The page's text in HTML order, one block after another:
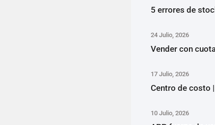
5 errores de
24 Julio, 2026
Vender con
17 Julio, 2026
Centro de costo |
10 Julio, 2026